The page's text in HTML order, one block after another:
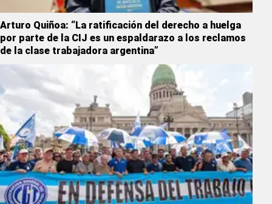
Arturo Quiñoa: “La ratificación del derecho a huelga
por parte de la CIJ es un espaldarazo a los reclamos
de la clase trabajadora argentina”